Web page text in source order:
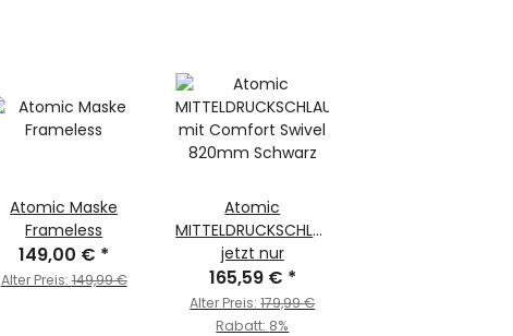
Atomic Maske
Frameless
149,00 € *
Alter Preis:149,99 €
Atomic
MITTELDRUCKSCHLAUCH
mit Comfort Swivel
820mm Schwarz
jetzt nur
165,59 € *
Alter Preis:179,99 €
Rabatt: 8%